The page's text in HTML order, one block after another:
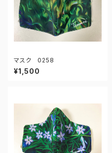
マスク 0258
¥1,500